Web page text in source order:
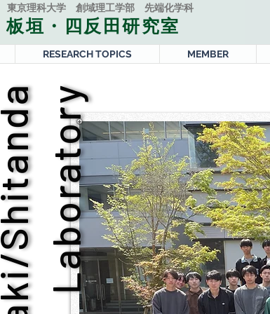
東京理科大学 ​創域理工学部 先端化学科
板垣・四反田研究室
RESEARCH TOPICS MEMBER
I
t
a
g
a
k
i
/
S
h
i
t
a
n
d
a
L
a
b
o
r
a
t
o
ry